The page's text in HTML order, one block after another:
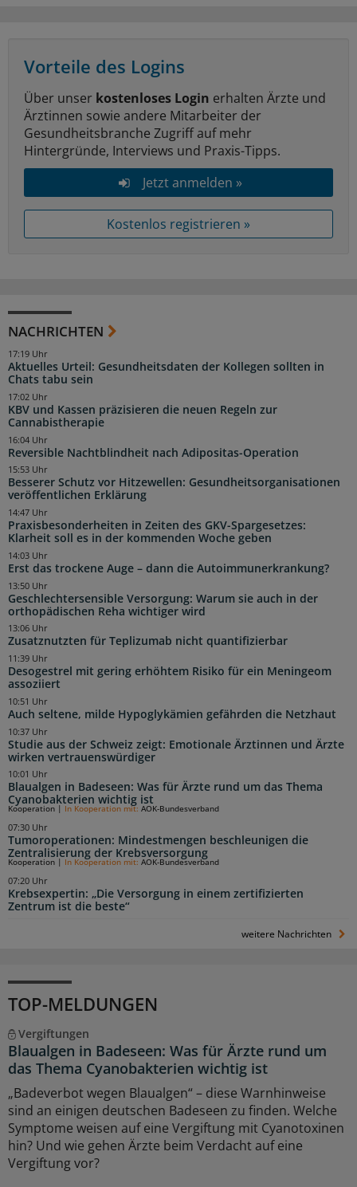
Vorteile des Logins
Über unser kostenloses Login erhalten Ärzte und
Ärztinnen sowie andere Mitarbeiter der
Gesundheitsbranche Zugriff auf mehr
Hintergründe, Interviews und Praxis-Tipps.
Jetzt anmelden »
Kostenlos registrieren »
NACHRICHTEN
Aktuelles Urteil: Gesundheitsdaten der Kollegen sollten in
Chats tabu sein
17:19 Uhr
KBV und Kassen präzisieren die neuen Regeln zur
Cannabistherapie
17:02 Uhr
Reversible Nachtblindheit nach Adipositas-Operation
16:04 Uhr
Besserer Schutz vor Hitzewellen: Gesundheitsorganisationen
veröffentlichen Erklärung
15:53 Uhr
Praxisbesonderheiten in Zeiten des GKV-Spargesetzes:
Klarheit soll es in der kommenden Woche geben
14:47 Uhr
Erst das trockene Auge – dann die Autoimmunerkrankung?
14:03 Uhr
Geschlechtersensible Versorgung: Warum sie auch in der
orthopädischen Reha wichtiger wird
13:50 Uhr
Zusatznutzten für Teplizumab nicht quantifizierbar
13:06 Uhr
Desogestrel mit gering erhöhtem Risiko für ein Meningeom
assoziiert
11:39 Uhr
Auch seltene, milde Hypoglykämien gefährden die Netzhaut
10:51 Uhr
Studie aus der Schweiz zeigt: Emotionale Ärztinnen und Ärzte
wirken vertrauenswürdiger
10:37 Uhr
Blaualgen in Badeseen: Was für Ärzte rund um das Thema
Cyanobakterien wichtig ist
10:01 Uhr
Tumoroperationen: Mindestmengen beschleunigen die
Zentralisierung der Krebsversorgung
Kooperation In Kooperation mit: AOK-Bundesverband
07:30 Uhr
Krebsexpertin: „Die Versorgung in einem zertifizierten
Zentrum ist die beste“
Kooperation | In Kooperation mit: AOK-Bundesverband
07:20 Uhr
weitere Nachrichten
TOP-MELDUNGEN
Vergiftungen
Blaualgen in Badeseen: Was für Ärzte rund um
das Thema Cyanobakterien wichtig ist
„Badeverbot wegen Blaualgen“ – diese Warnhinweise
sind an einigen deutschen Badeseen zu finden. Welche
Symptome weisen auf eine Vergiftung mit Cyanotoxinen
hin? Und wie gehen Ärzte beim Verdacht auf eine
Vergiftung vor?